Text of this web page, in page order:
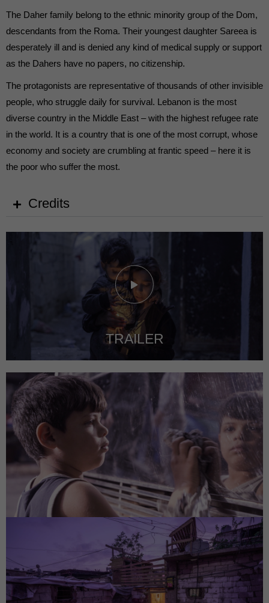
The Daher family belong to the ethnic minority group of the Dom,
descendants from the Roma. Their youngest daughter Sareea is
desperately ill and is denied any kind of medical supply or support
as the Dahers have no papers, no citizenship.
The protagonists are representative of thousands of other invisible
people, who struggle daily for survival. Lebanon is the most
diverse country in the Middle East – with the highest refugee rate
in the world. It is a country that is one of the most corrupt, whose
economy and society are crumbling at frantic speed – here it is
the poor who suffer the most.
Credits
TRAILER